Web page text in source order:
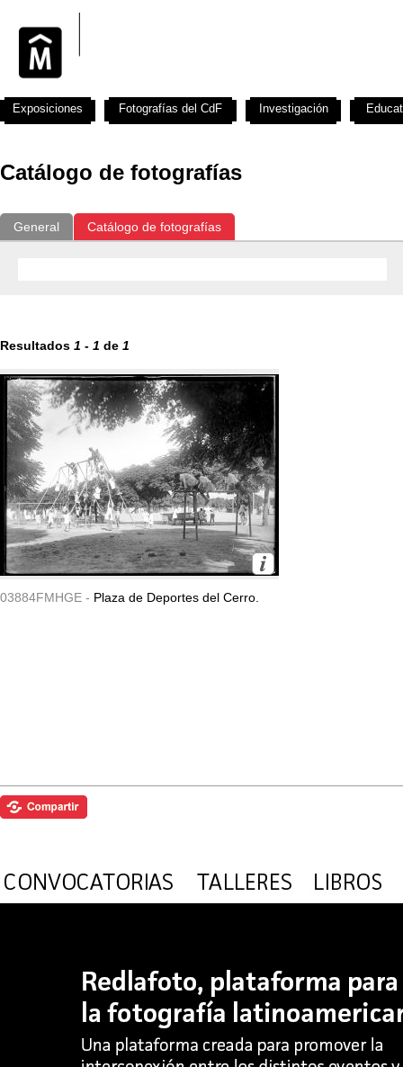
Catálogo de fotografías
General Catálogo de fotografías
Resultados 1 - 1 de 1
03884FMHGE - Plaza de Deportes del Cerro.
Exposiciones Fotografías del CdF Investigación